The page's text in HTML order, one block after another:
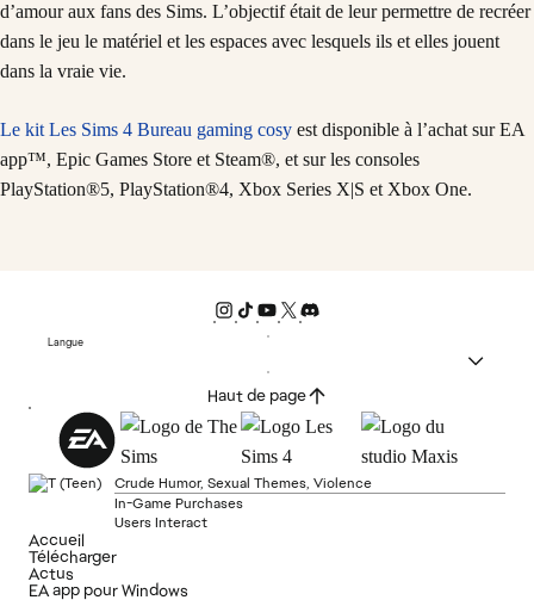
d’amour aux fans des Sims. L’objectif était de leur permettre de recréer
dans le jeu le matériel et les espaces avec lesquels ils et elles jouent
dans la vraie vie.
Le kit Les Sims 4 Bureau gaming cosy est disponible à l’achat sur EA
app™, Epic Games Store et Steam®, et sur les consoles
PlayStation®5, PlayStation®4, Xbox Series X|S et Xbox One.
Langue
Haut de page
Crude Humor, Sexual Themes, Violence
In-Game Purchases
Users Interact
Accueil
Télécharger
Actus
EA app pour Windows